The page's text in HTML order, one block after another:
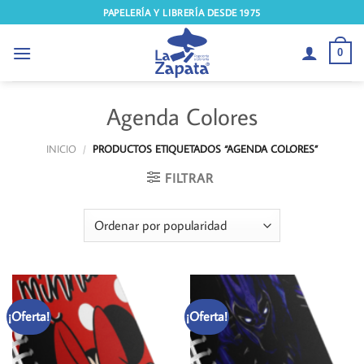
al
contenido
PAPELERÍA Y LIBRERÍA DESDE 1975
0
Agenda Colores
INICIO / PRODUCTOS ETIQUETADOS “AGENDA COLORES”
FILTRAR
¡Oferta! ¡Oferta!